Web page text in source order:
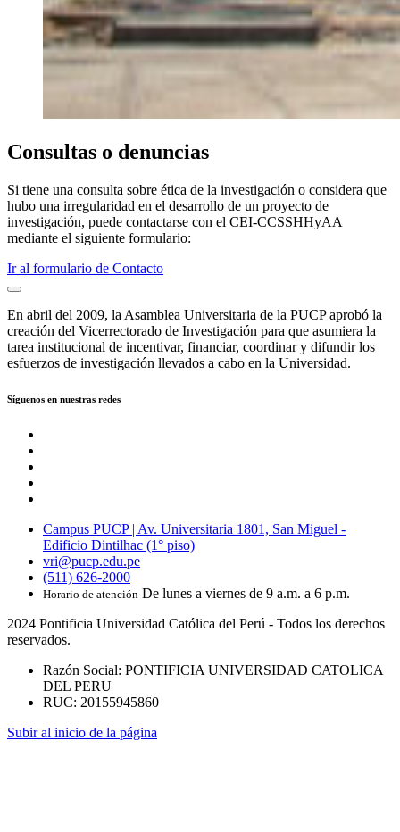
Consultas o denuncias
Si tiene una consulta sobre ética de la investigación o considera que
hubo una irregularidad en el desarrollo de un proyecto de
investigación, puede contactarse con el CEI-CCSSHHyAA
mediante el siguiente formulario:
Ir al formulario de Contacto
En abril del 2009, la Asamblea Universitaria de la PUCP aprobó la
creación del Vicerrectorado de Investigación para que asumiera la
tarea institucional de incentivar, financiar, coordinar y difundir los
esfuerzos de investigación llevados a cabo en la Universidad.
Síguenos en nuestras redes
Campus PUCP | Av. Universitaria 1801, San Miguel -
Edificio Dintilhac (1° piso)
vri@pucp.edu.pe
(511) 626-2000
Horario de atención De lunes a viernes de 9 a.m. a 6 p.m.
2024 Pontificia Universidad Católica del Perú - Todos los derechos
reservados.
Razón Social: PONTIFICIA UNIVERSIDAD CATOLICA
DEL PERU
RUC: 20155945860
Subir al inicio de la página